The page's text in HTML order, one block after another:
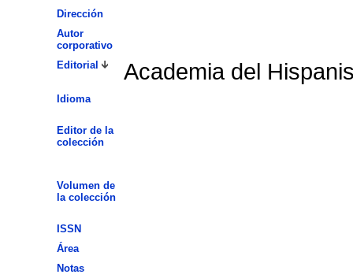
Dirección
Autor
corporativo
Editorial
Academia del
Idioma
Editor de la
colección
Volumen de
la colección
ISSN
Área
Notas